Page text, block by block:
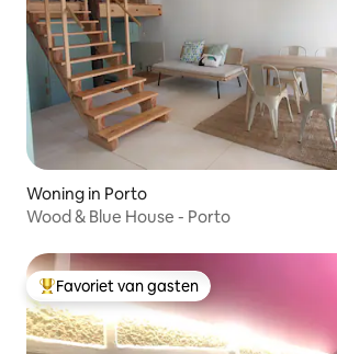
Woning in Porto
Wood & Blue House - Porto
Topfavoriet van gasten
Favoriet van gasten